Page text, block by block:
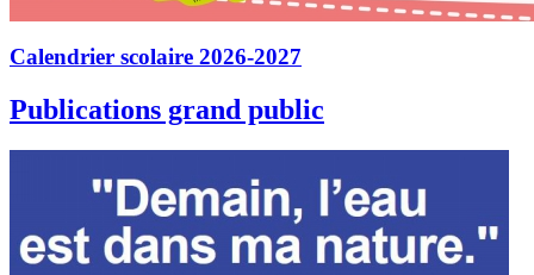
Calendrier scolaire 2026-2027
Publications grand public